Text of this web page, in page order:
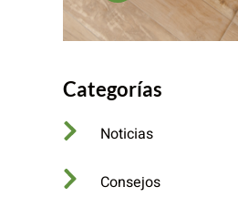
Categorías
Noticias
Consejos